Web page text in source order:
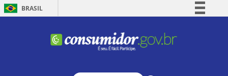
BRASIL
Comunica BR